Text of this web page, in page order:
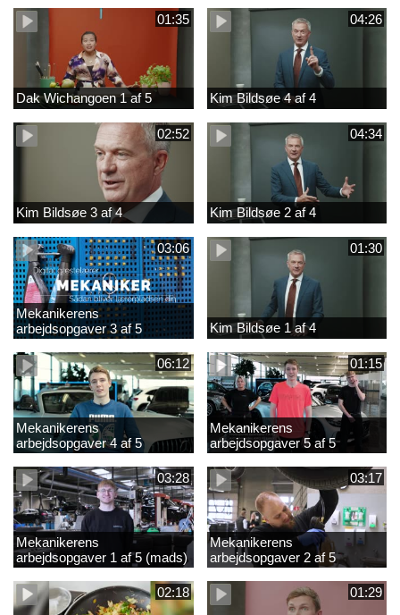
01:35
Dak Wichangoen 1 af 5
04:26
Kim Bildsøe 4 af 4
02:52
Kim Bildsøe 3 af 4
04:34
Kim Bildsøe 2 af 4
03:06
Mekanikerens
arbejdsopgaver 3 af 5
(lærepladssøgning)
01:30
Kim Bildsøe 1 af 4
06:12
Mekanikerens
arbejdsopgaver 4 af 5
(Frederik Vesti)
01:15
Mekanikerens
arbejdsopgaver 5 af 5
(Frederik Vesti)
03:28
Mekanikerens
arbejdsopgaver 1 af 5 (mads)
03:17
Mekanikerens
arbejdsopgaver 2 af 5
(magnus)
02:18
01:29